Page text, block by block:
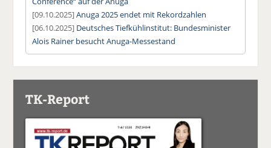
[09.10.2025]Anuga 2025 endet mit Rekordzahlen
[06.10.2025] Deutsches Tiefkühlinstitut: Bundesminister
Alois Rainer besucht Anuga-Messestand
TK-Report